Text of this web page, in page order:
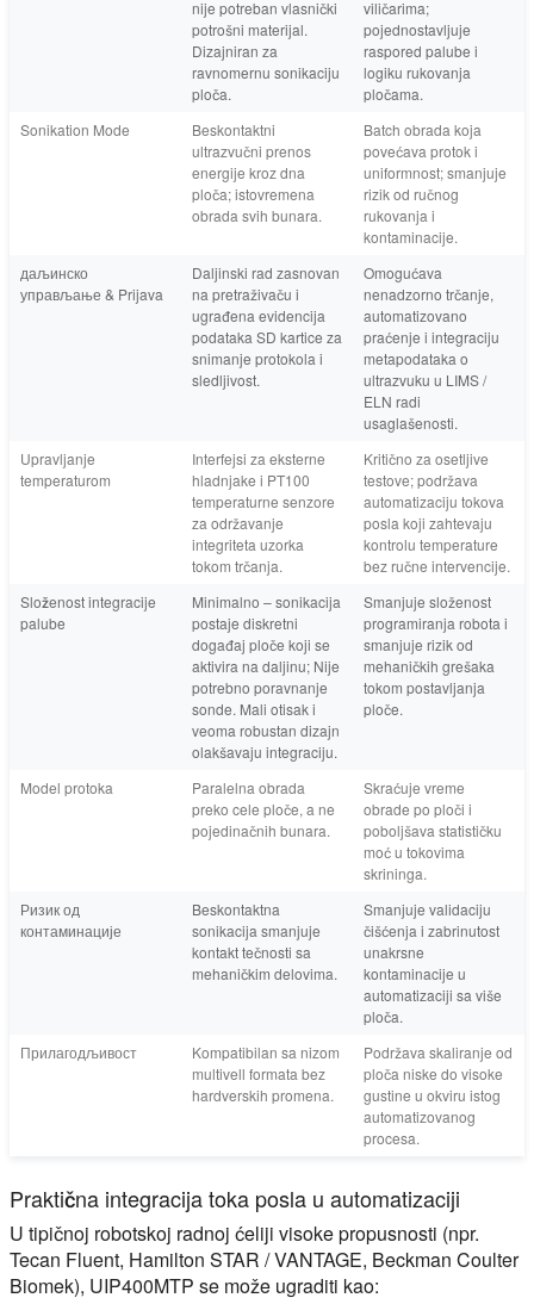
nije potreban vlasnički
potrošni materijal.
Dizajniran za
ravnomernu sonikaciju
ploča.
viličarima;
pojednostavljuje
raspored palube i
logiku rukovanja
pločama.
Sonikation Mode
Beskontaktni
ultrazvučni prenos
energije kroz dna
ploča; istovremena
obrada svih bunara.
Batch obrada koja
povećava protok i
uniformnost; smanjuje
rizik od ručnog
rukovanja i
kontaminacije.
даљинско
управљање & Prijava
Daljinski rad zasnovan
na pretraživaču i
ugrađena evidencija
podataka SD kartice za
snimanje protokola i
sledljivost.
Omogućava
nenadzorno trčanje,
automatizovano
praćenje i integraciju
metapodataka o
ultrazvuku u LIMS /
ELN radi
usaglašenosti.
Upravljanje
temperaturom
Interfejsi za eksterne
hladnjake i PT100
temperaturne senzore
za održavanje
integriteta uzorka
tokom trčanja.
Kritično za osetljive
testove; podržava
automatizaciju tokova
posla koji zahtevaju
kontrolu temperature
bez ručne intervencije.
Složenost integracije
palube
Minimalno – sonikacija
postaje diskretni
događaj ploče koji se
aktivira na daljinu; Nije
potrebno poravnanje
sonde. Mali otisak i
veoma robustan dizajn
olakšavaju integraciju.
Smanjuje složenost
programiranja robota i
smanjuje rizik od
mehaničkih grešaka
tokom postavljanja
ploče.
Model protoka
Paralelna obrada
preko cele ploče, a ne
pojedinačnih bunara.
Skraćuje vreme
obrade po ploči i
poboljšava statističku
moć u tokovima
skrininga.
Ризик од
контаминације
Beskontaktna
sonikacija smanjuje
kontakt tečnosti sa
mehaničkim delovima.
Smanjuje validaciju
čišćenja i zabrinutost
unakrsne
kontaminacije u
automatizaciji sa više
ploča.
Прилагодљивост
Kompatibilan sa nizom
multivell formata bez
hardverskih promena.
Podržava skaliranje od
ploča niske do visoke
gustine u okviru istog
automatizovanog
procesa.
Praktična integracija toka posla u automatizaciji
U tipičnoj robotskoj radnoj ćeliji visoke propusnosti (npr.
Tecan Fluent, Hamilton STAR / VANTAGE, Beckman Coulter
Biomek), UIP400MTP se može ugraditi kao: